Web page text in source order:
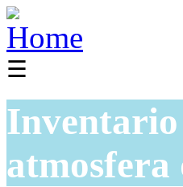
☰
Inventario